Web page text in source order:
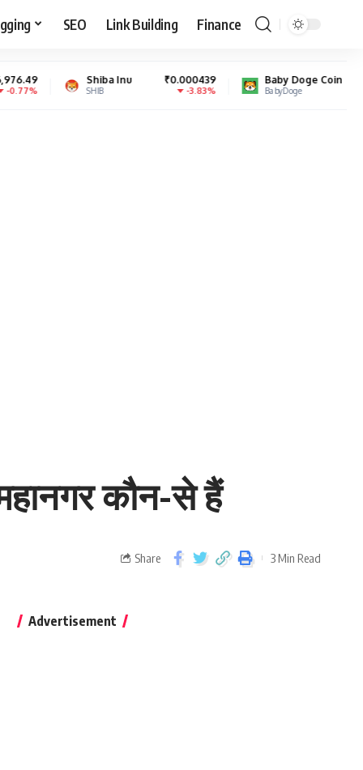
SEO Link Building Finance
Shiba Inu ₹0.000439
SHIB -3.83%
Baby Doge Coin ₹0.000000
BabyDoge 0.55%
कौन-से हैं
Share 3 Min Read
Advertisement